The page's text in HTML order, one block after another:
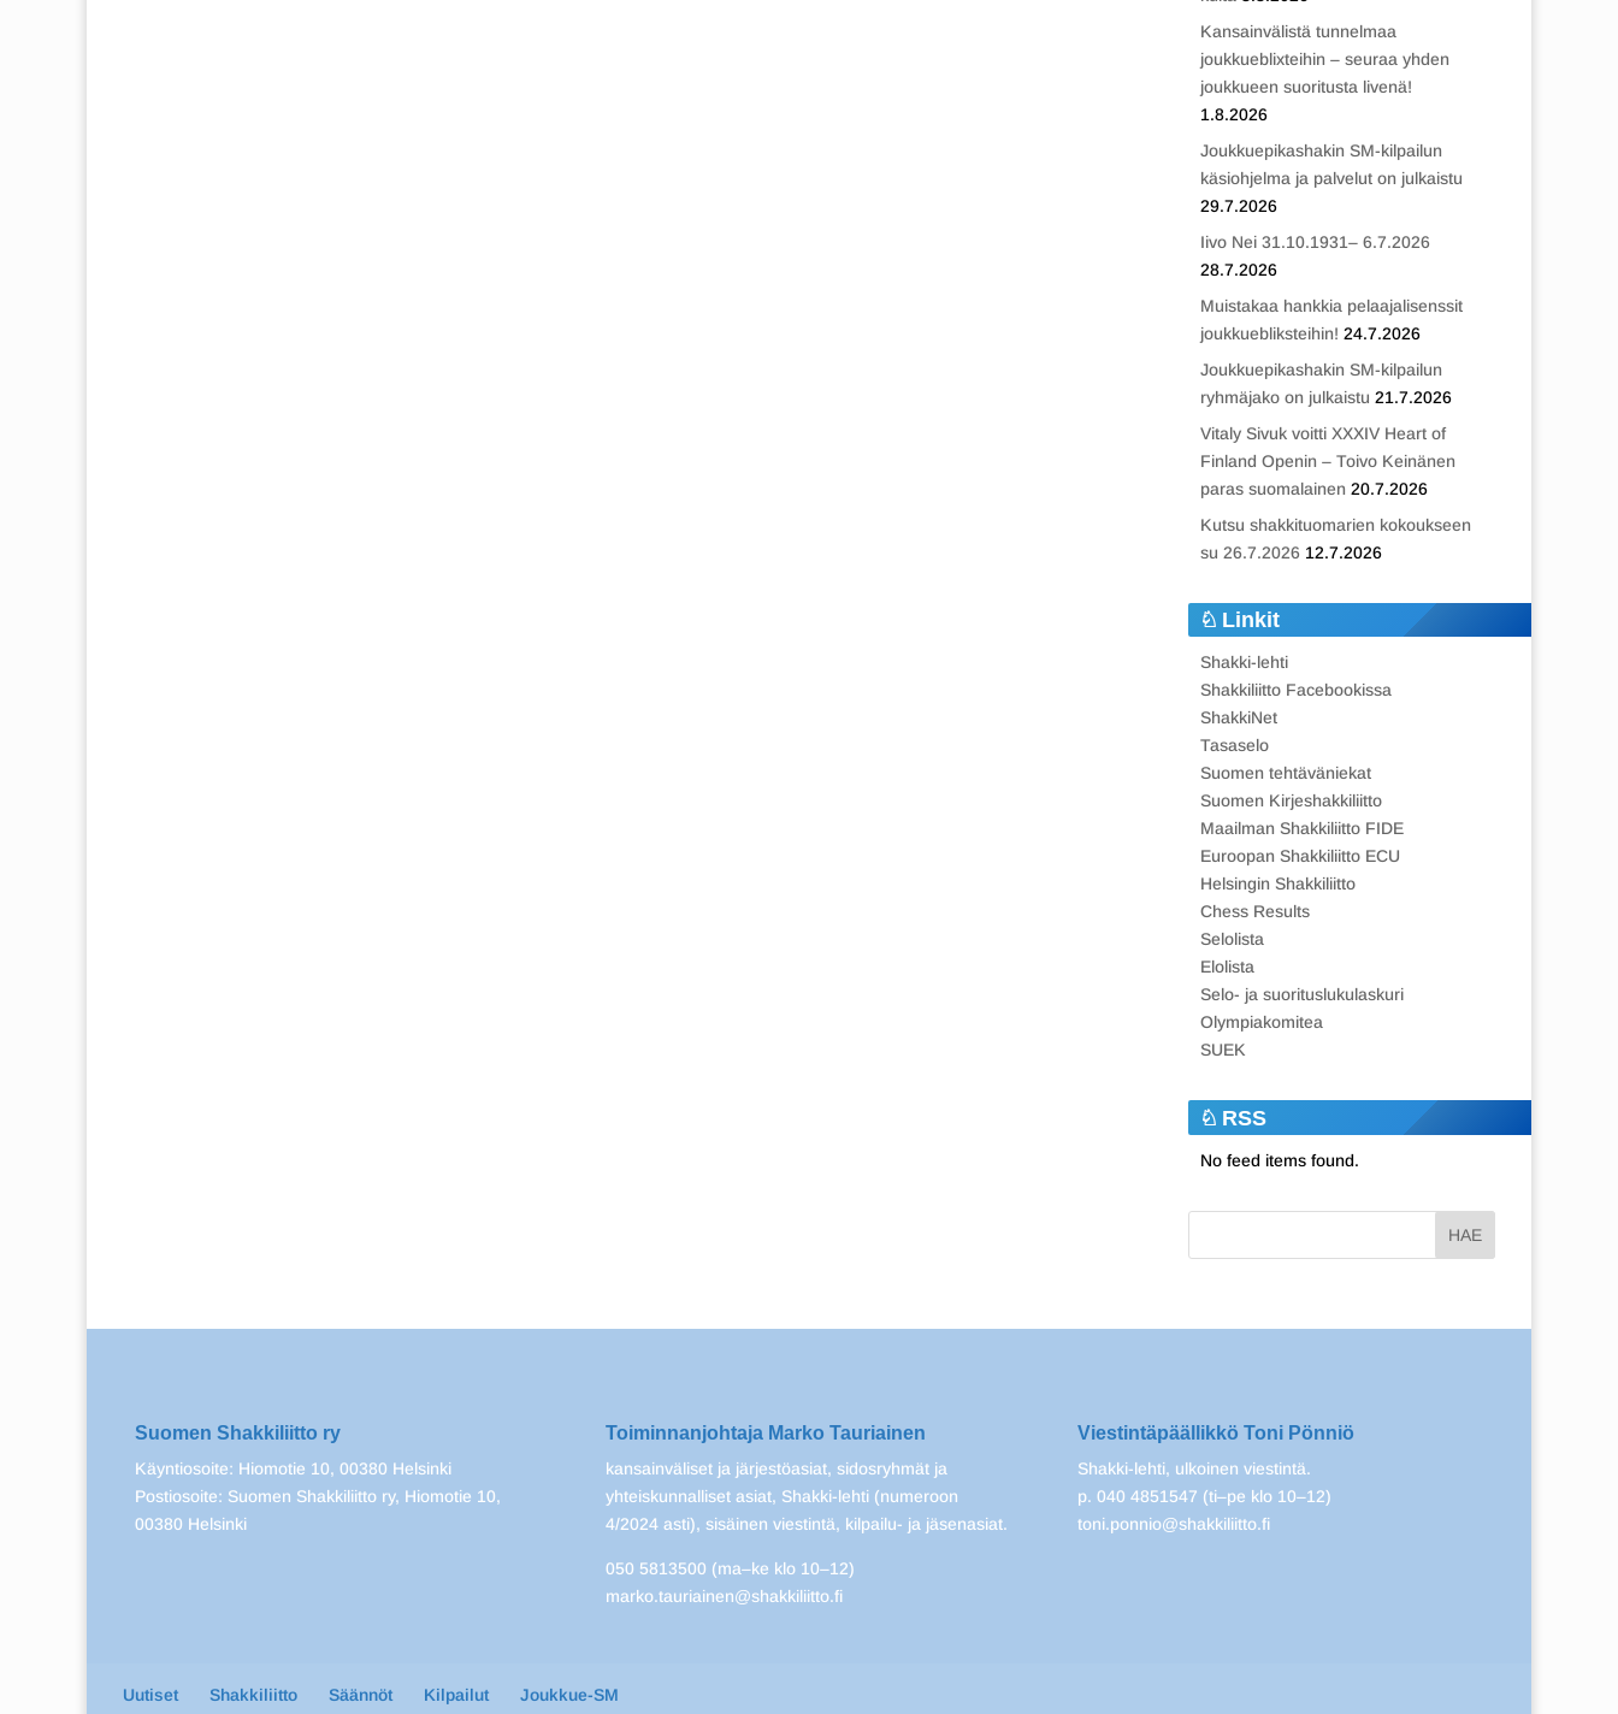
Kansainvälistä tunnelmaa
joukkueblixteihin – seuraa yhden
joukkueen suoritusta livenä!
1.8.2026
Joukkuepikashakin SM-kilpailun
käsiohjelma ja palvelut on julkaistu
29.7.2026
Iivo Nei 31.10.1931– 6.7.2026
28.7.2026
Muistakaa hankkia pelaajalisenssit
joukkuebliksteihin! 24.7.2026
Joukkuepikashakin SM-kilpailun
ryhmäjako on julkaistu 21.7.2026
Vitaly Sivuk voitti XXXIV Heart of
Finland Openin – Toivo Keinänen
paras suomalainen 20.7.2026
Kutsu shakkituomarien kokoukseen
su 26.7.2026 12.7.2026
Linkit
Shakki-lehti
Shakkiliitto Facebookissa
ShakkiNet
Tasaselo
Suomen tehtäväniekat
Suomen Kirjeshakkiliitto
Maailman Shakkiliitto FIDE
Euroopan Shakkiliitto ECU
Helsingin Shakkiliitto
Chess Results
Selolista
Elolista
Selo- ja suorituslukulaskuri
Olympiakomitea
SUEK
RSS
No feed items found.
Suomen Shakkiliitto ry
Käyntiosoite: Hiomotie 10, 00380 Helsinki
Postiosoite: Suomen Shakkiliitto ry, Hiomotie 10,
00380 Helsinki
Toiminnanjohtaja Marko Tauriainen
kansainväliset ja järjestöasiat, sidosryhmät ja
yhteiskunnalliset asiat, Shakki-lehti (numeroon
4/2024 asti), sisäinen viestintä, kilpailu- ja jäsenasiat.
050 5813500 (ma–ke klo 10–12)
marko.tauriainen@shakkiliitto.fi
Viestintäpäällikkö Toni Pönniö
Shakki-lehti, ulkoinen viestintä.
p. 040 4851547 (ti–pe klo 10–12)
toni.ponnio@shakkiliitto.fi
Uutiset Shakkiliitto Säännöt Kilpailut Joukkue-SM